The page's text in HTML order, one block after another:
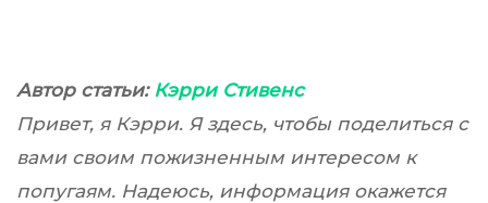
Автор статьи: Кэрри Стивенс
Привет, я Кэрри. Я здесь, чтобы поделиться с
вами своим пожизненным интересом к
попугаям. Надеюсь, информация окажется